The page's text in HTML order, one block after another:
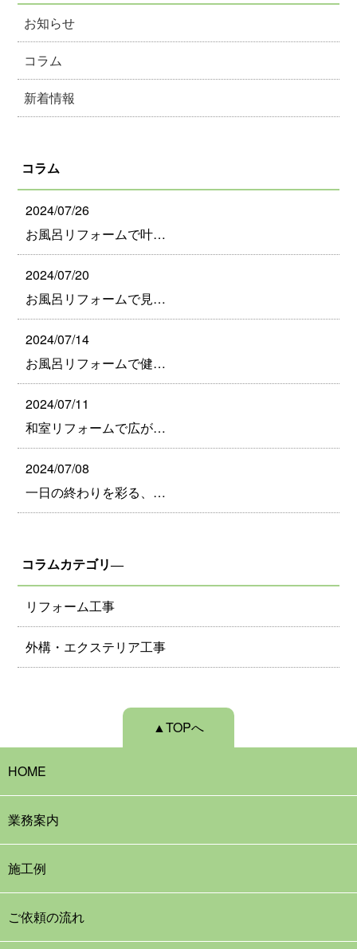
お知らせ
コラム
新着情報
コラム
2024/07/26
お風呂リフォームで叶…
2024/07/20
お風呂リフォームで見…
2024/07/14
お風呂リフォームで健…
2024/07/11
和室リフォームで広が…
2024/07/08
一日の終わりを彩る、…
コラムカテゴリ―
リフォーム工事
外構・エクステリア工事
▲TOPへ
HOME
業務案内
施工例
ご依頼の流れ